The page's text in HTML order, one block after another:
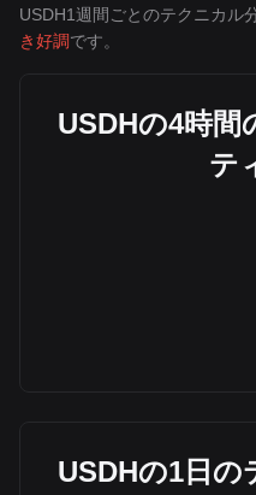
USDH1週間ごとのテクニカル
き好調です。
USDHの4時間
テ
USDHの1日